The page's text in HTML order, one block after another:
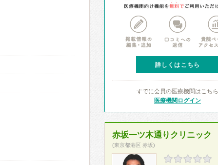
詳しくはこちら
すでに会員の医療機関はこちら
医療機関ログイン
赤坂一ツ木通りクリニック
(東京都港区 赤坂)